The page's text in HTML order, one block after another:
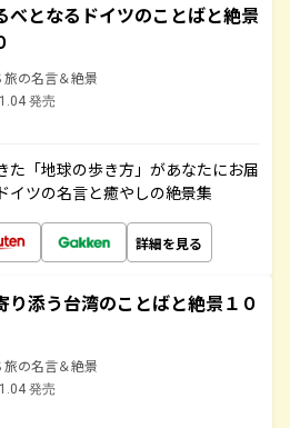
べとなるドイツのことばと絶景
旅の名言＆絶景
発売
た「地球の歩き方」があなたにお届
イツの名言と癒やしの絶景集
詳細を見る
り添う台湾のことばと絶景１０
旅の名言＆絶景
発売